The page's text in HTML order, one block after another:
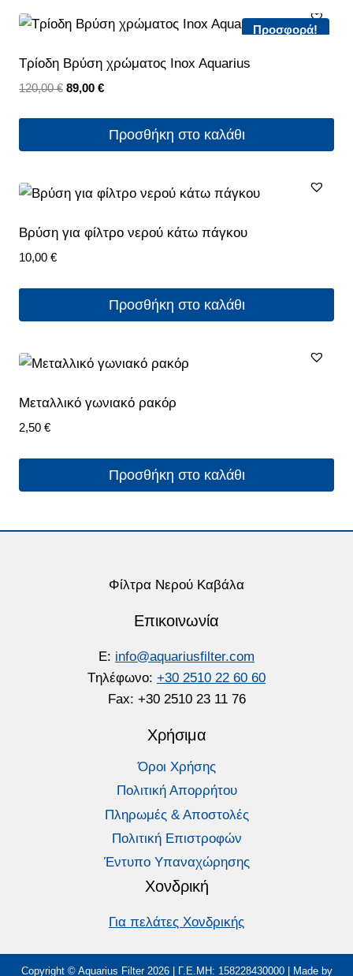
Προσφορά!
Τρίοδη Βρύση χρώματος Inox Aquarius
120,00€ Original
120,00 €.
89,00 €Η
είναι:
Προσθήκη στο καλάθι
Βρύση για φίλτρο νερού κάτω πάγκου
10,00 €
Προσθήκη στο καλάθι
Μεταλλικό γωνιακό ρακόρ
2,50 €
Προσθήκη στο καλάθι
Φίλτρα Νερού Καβάλα
Επικοινωνία
E: info@aquariusfilter.com
Tηλέφωνο: +30 2510 22 60 60
Fax: +30 2510 23 11 76
Χρήσιμα
Όροι Χρήσης
Πολιτική Απορρήτου
Πληρωμές & Αποστολές
Πολιτική Επιστροφών
Έντυπο Υπαναχώρησης
Χονδρική
Για πελάτες Χονδρικής
Copyright © Aquarius Filter 2026 | Γ.Ε.ΜΗ: 158228430000 | Made by